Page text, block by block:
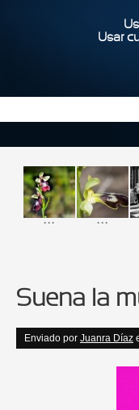
Usar
... ...
Suena la
Enviado por Juanra Díaz